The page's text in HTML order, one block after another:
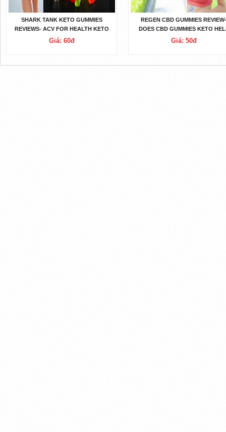
SHARK TANK KETO GUMMIES
REVIEWS- ACV FOR HEALTH KETO
GUMMIES SCAM
Giá: 60đ
REGEN CBD GUMMIES
DOES CBD GUMMIES KETO
FOR WEIGHT LOSS
Giá: 50đ